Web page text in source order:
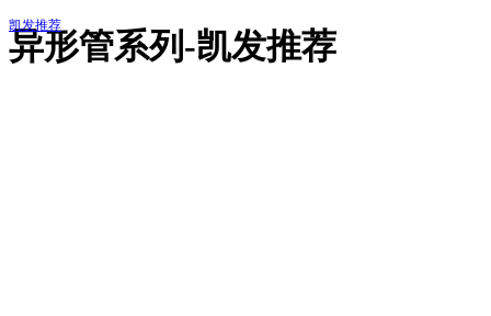
异形管系列-凯发推荐
凯发推荐